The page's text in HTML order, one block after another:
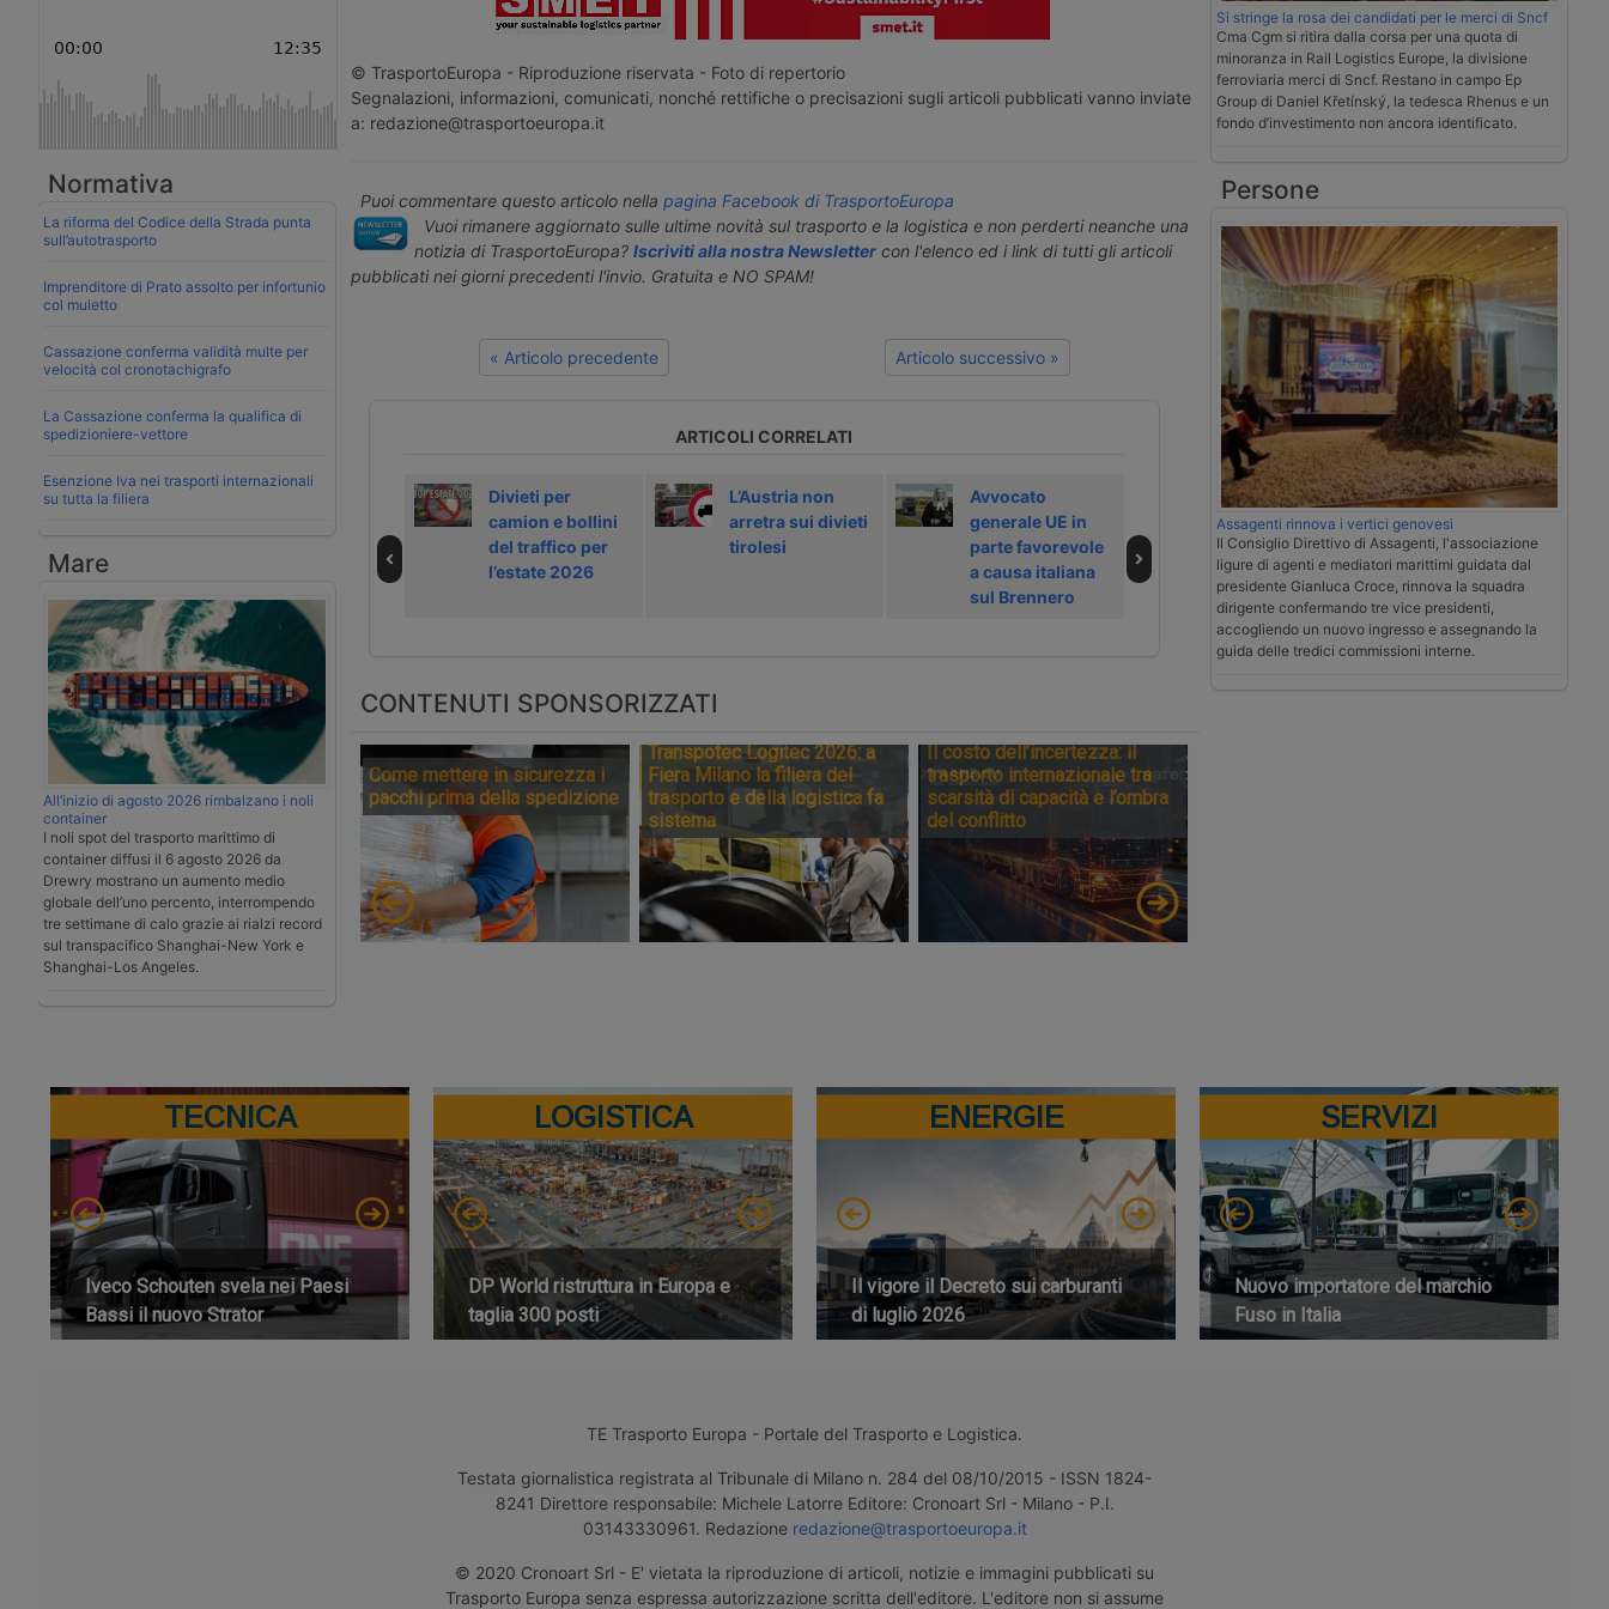
Normativa
La riforma del Codice della Strada punta
sull’autotrasporto
Imprenditore di Prato assolto per infortunio
col muletto
Cassazione conferma validità multe per
velocità col cronotachigrafo
La Cassazione conferma la qualifica di
spedizioniere-vettore
Esenzione Iva nei trasporti internazionali
su tutta la filiera
Mare
All’inizio di agosto 2026 rimbalzano i noli
container
I noli spot del trasporto marittimo di
container diffusi il 6 agosto 2026 da
Drewry mostrano un aumento medio
globale dell’uno percento, interrompendo
tre settimane di calo grazie ai rialzi record
sul transpacifico Shanghai-New York e
Shanghai-Los Angeles.
© TrasportoEuropa - Riproduzione riservata - Foto di repertorio
Segnalazioni, informazioni, comunicati, nonché rettifiche o precisazioni sugli articoli pubblicati vanno inviate
a: redazione@trasportoeuropa.it
Puoi commentare questo articolo nella pagina Facebook di TrasportoEuropa
Vuoi rimanere aggiornato sulle ultime novità sul trasporto e la logistica e non perderti neanche una
notizia di TrasportoEuropa? Iscriviti alla nostra Newslettercon l'elenco ed i link di tutti gli articoli
pubblicati nei giorni precedenti l'invio. Gratuita e NO SPAM!
« Articolo precedente Articolo successivo »
ARTICOLI CORRELATI
Nuovi pedaggi e
in Austria
all’Epifania
Divieti per
camion e bollini
del traffico per
l’estate 2026
L’Austria non
arretra sui divieti
tirolesi
Avvocato
generale UE in
parte favorevole
a causa italiana
sul Brennero
Indagine anche
per dolo
sull’incendio alla
Brt di Milano
Colpito da un
incendio un
magazzino Brt di
Milano
CONTENUTI SPONSORIZZATI
Come mettere in sicurezza i
pacchi prima della spedizione
Transpotec Logitec 2026: a
Fiera Milano la filiera del
trasporto e della logistica fa
sistema
Il costo dell’incertezza: il
trasporto internazionale tra
scarsità di capacità e l’ombra
del conflitto
Si stringe la rosa dei candidati per le merci di Sncf
Cma Cgm si ritira dalla corsa per una quota di
minoranza in Rail Logistics Europe, la divisione
ferroviaria merci di Sncf. Restano in campo Ep
Group di Daniel Křetínský, la tedesca Rhenus e un
fondo d’investimento non ancora identificato.
Persone
Assagenti rinnova i vertici genovesi
Il Consiglio Direttivo di Assagenti, l'associazione
ligure di agenti e mediatori marittimi guidata dal
presidente Gianluca Croce, rinnova la squadra
dirigente confermando tre vice presidenti,
accogliendo un nuovo ingresso e assegnando la
guida delle tredici commissioni interne.
TECNICA
Iveco Schouten svela nei Paesi
Bassi il nuovo Strator
LOGISTICA
DP World ristruttura in Europa e
taglia 300 posti
ENERGIE
Il vigore il Decreto sui carburanti
di luglio 2026
SERVIZI
Nuovo importatore del marchio
Fuso in Italia
TE Trasporto Europa - Portale del Trasporto e Logistica.
Testata giornalistica registrata al Tribunale di Milano n. 284 del 08/10/2015 - ISSN 1824-
8241 Direttore responsabile: Michele Latorre Editore: Cronoart Srl - Milano - P.I.
03143330961. Redazione redazione@trasportoeuropa.it
© 2020 Cronoart Srl - E' vietata la riproduzione di articoli, notizie e immagini pubblicati su
Trasporto Europa senza espressa autorizzazione scritta dell'editore. L'editore non si assume